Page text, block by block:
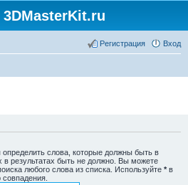
Вход
Регистрация
определить слова, которые должны быть в
в результатах быть не должно. Вы можете
любого слова из списка. Используйте * в